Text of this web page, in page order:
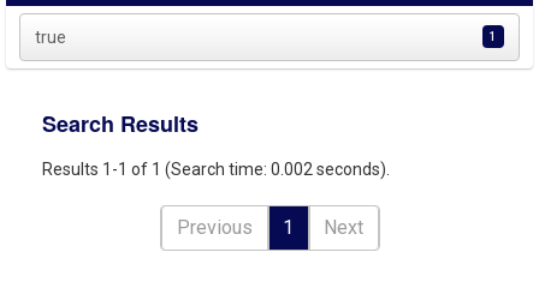
true 1
Search Results
Results 1-1 of 1 (Search time: 0.002 seconds).
Previous 1 Next